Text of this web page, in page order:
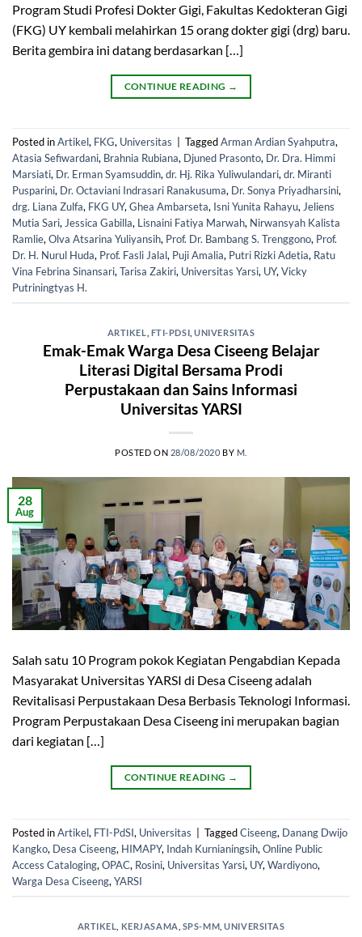
Program Studi Profesi Dokter Gigi, Fakultas Kedokteran Gigi
(FKG) UY kembali melahirkan 15 orang dokter gigi (drg) baru.
Berita gembira ini datang berdasarkan […]
CONTINUE READING →
Posted inArtikel, FKG, Universitas TaggedArman Ardian Syahputra,
Atasia Sefiwardani, Brahnia Rubiana, Djuned Prasonto, Dr. Dra. Himmi
Marsiati, Dr. Erman Syamsuddin, dr. Hj. Rika Yuliwulandari, dr. Miranti
Pusparini, Dr. Octaviani Indrasari Ranakusuma, Dr. Sonya Priyadharsini,
drg. Liana Zulfa, FKG UY, Ghea Ambarseta, Isni Yunita Rahayu, Jeliens
Mutia Sari, Jessica Gabilla, Lisnaini Fatiya Marwah, Nirwansyah Kalista
Ramlie, Olva Atsarina Yuliyansih, Prof. Dr. Bambang S. Trenggono, Prof.
Dr. H. Nurul Huda, Prof. Fasli Jalal, Puji Amalia, Putri Rizki Adetia, Ratu
Vina Febrina Sinansari, Tarisa Zakiri, Universitas Yarsi, UY, Vicky
Putriningtyas H.
ARTIKEL FTI-PDSI ,UNIVERSITAS
Emak-Emak Warga Desa Ciseeng Belajar
Literasi Digital Bersama Prodi
Perpustakaan dan Sains Informasi
Universitas YARSI
POSTED ON 28/08/2020 BY M.
28
Aug
Salah satu 10 Program pokok Kegiatan Pengabdian Kepada
Masyarakat Universitas YARSI di Desa Ciseeng adalah
Revitalisasi Perpustakaan Desa Berbasis Teknologi Informasi.
Program Perpustakaan Desa Ciseeng ini merupakan bagian
dari kegiatan […]
CONTINUE READING →
Posted inArtikel, FTI-PdSI, Universitas TaggedCiseeng, Danang Dwijo
Kangko, Desa Ciseeng, HIMAPY, Indah Kurnianingsih, Online Public
Access Cataloging, OPAC, Rosini, Universitas Yarsi, UY, Wardiyono,
Warga Desa Ciseeng, YARSI
ARTIKEL KERJASAMA SPS-MM ,UNIVERSITAS